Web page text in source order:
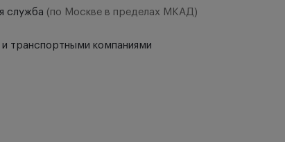
служба (по Москве в пределах МКАД)
транспортными компаниями